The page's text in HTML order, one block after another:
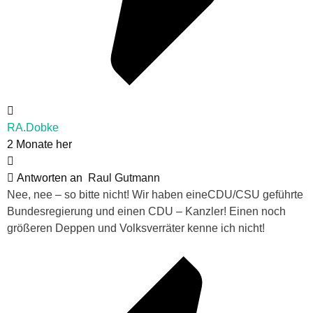
RA.Dobke
2 Monate her
Antworten an
Raul Gutmann
Nee, nee – so bitte nicht! Wir haben eineCDU/CSU geführte
Bundesregierung und einen CDU – Kanzler! Einen noch
größeren Deppen und Volksverräter kenne ich nicht!